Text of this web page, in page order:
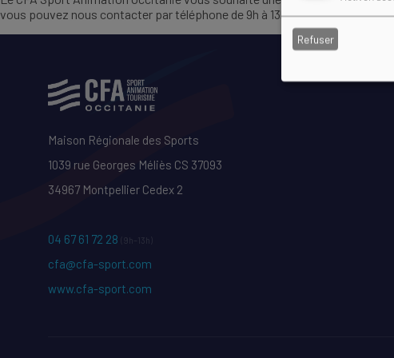
vous pouvez nous contacter par téléphone de 9h à 13h au 04 67 61 72 28
Maison Régionale des Sports
1039 rue Georges Méliès CS 37093
34967 Montpellier Cedex 2
04 67 61 72 28 (9h–13h)
cfa@cfa-sport.com
www.cfa-sport.com
Refuser